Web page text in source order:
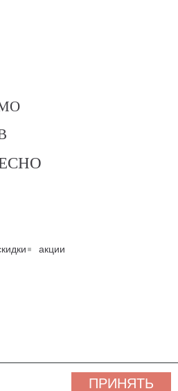
акции
Законом об авторском праве действующего
ПРИНЯТЬ